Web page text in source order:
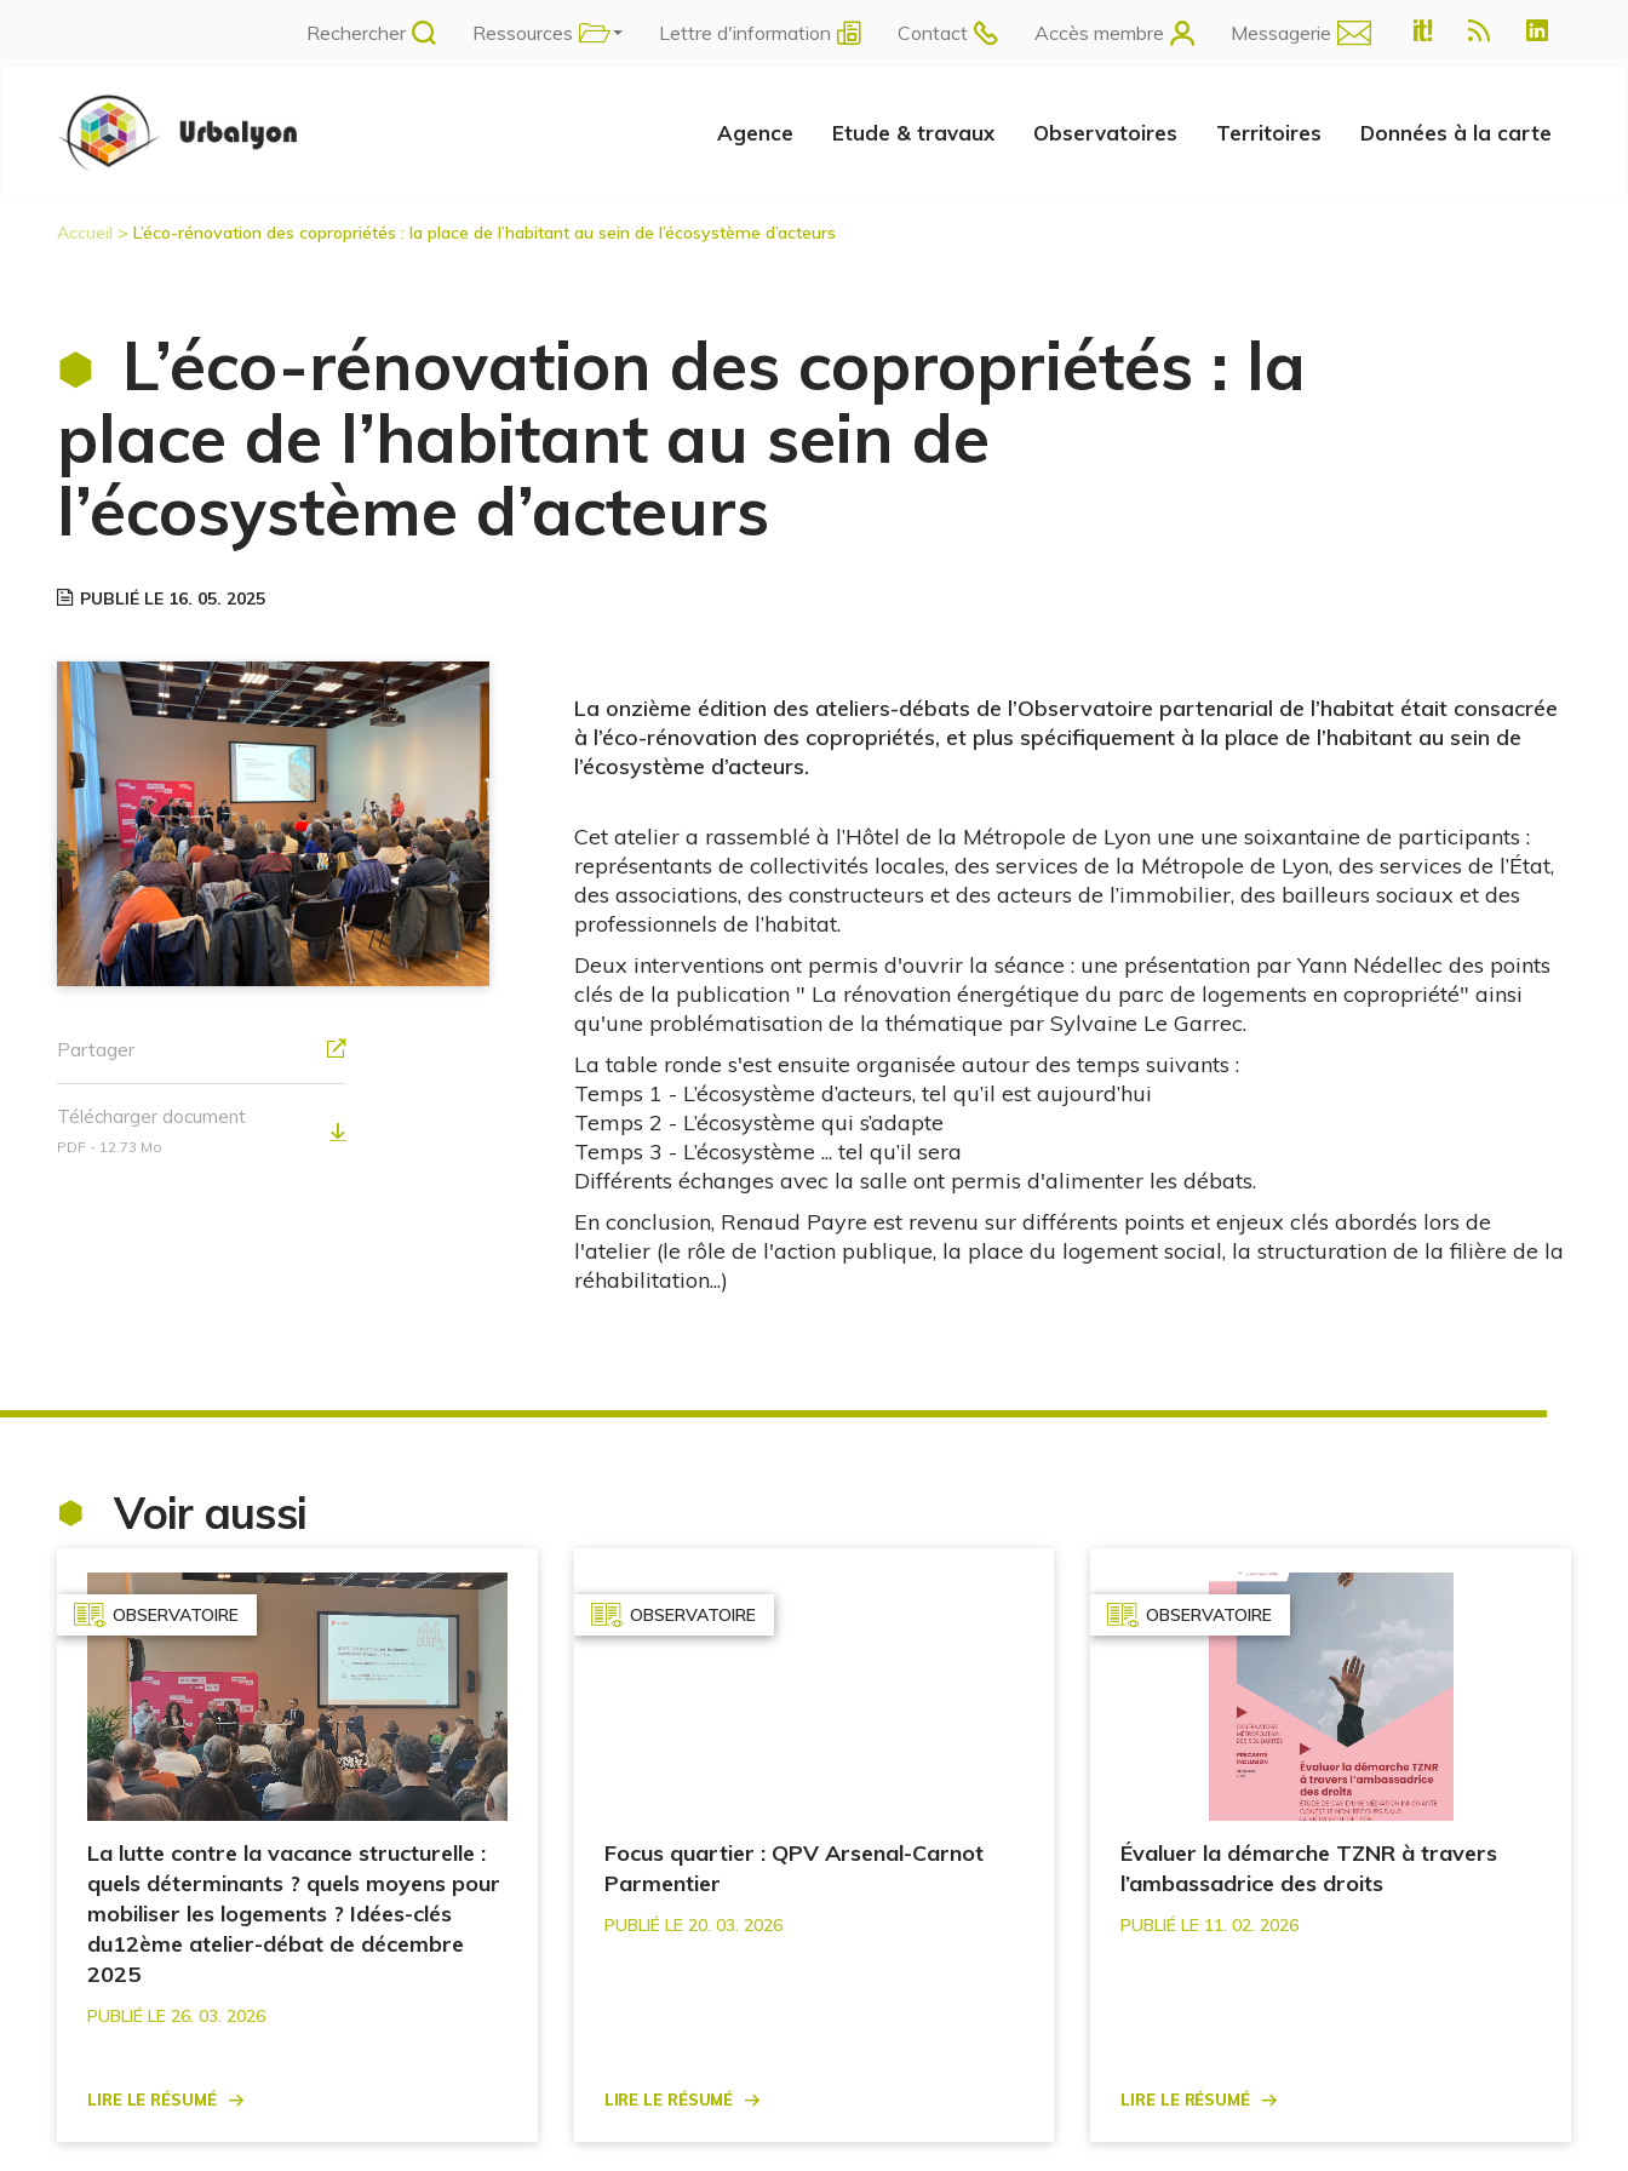
Rechercher Ressources Lettre d'information Contact Accès membre Messagerie
Navigation
principale
Agence Etude & travaux Observatoires Territoires Données à la carte
Accueil L’éco-rénovation des copropriétés : la place de l’habitant au sein de l’écosystème d’acteurs
L’éco-rénovation des copropriétés : la
place de l’habitant au sein de
l’écosystème d’acteurs
PUBLIÉ LE 16. 05. 2025
Partager
Télécharger document
PDF - 12.73 Mo
La onzième édition des ateliers-débats de l’Observatoire partenarial de l’habitat était consacrée
à l’éco-rénovation des copropriétés, et plus spécifiquement à la place de l’habitant au sein de
l’écosystème d’acteurs.
Cet atelier a rassemblé à l’Hôtel de la Métropole de Lyon une une soixantaine de participants :
représentants de collectivités locales, des services de la Métropole de Lyon, des services de l’État,
des associations, des constructeurs et des acteurs de l’immobilier, des bailleurs sociaux et des
professionnels de l’habitat.
Deux interventions ont permis d'ouvrir la séance : une présentation par Yann Nédellec des points
clés de la publication " La rénovation énergétique du parc de logements en copropriété" ainsi
qu'une problématisation de la thématique par Sylvaine Le Garrec.
La table ronde s'est ensuite organisée autour des temps suivants :
Temps 1 - L’écosystème d’acteurs, tel qu’il est aujourd’hui
Temps 2 - L’écosystème qui s’adapte
Temps 3 - L’écosystème ... tel qu’il sera
Différents échanges avec la salle ont permis d'alimenter les débats.
En conclusion, Renaud Payre est revenu sur différents points et enjeux clés abordés lors de
l'atelier (le rôle de l'action publique, la place du logement social, la structuration de la filière de la
réhabilitation...)
Voir aussi
OBSERVATOIRE
La lutte contre la vacance structurelle :
quels déterminants ? quels moyens pour
mobiliser les logements ? Idées-clés
du12ème atelier-débat de décembre
2025
PUBLIÉ LE 26. 03. 2026
Lire le résumé
OBSERVATOIRE
Focus quartier : QPV Arsenal-Carnot
Parmentier
PUBLIÉ LE 20. 03. 2026
Lire le résumé
OBSERVATOIRE
Évaluer la démarche TZNR à travers
l’ambassadrice des droits
PUBLIÉ LE 11. 02. 2026
Lire le résumé